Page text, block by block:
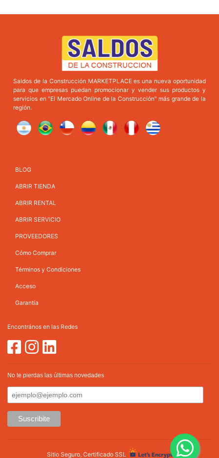
Saldos de la Construcción MARKETPLACE es una nueva oportunidad
para que empresas puedan promocionar y vender sus productos y
servicios en "El Mercado Online de la Construcción" más grande de la
región.
BLOG
ABRIR TIENDA
ABRIR RENTAL
ABRIR SERVICIO
PROVEEDORES
Cómo Comprar
Términos y Condiciones
Acceso
Garantía
Encontrános en las Redes
No te pierdas las últimas novedades
Sitio Seguro, Certificado SSL